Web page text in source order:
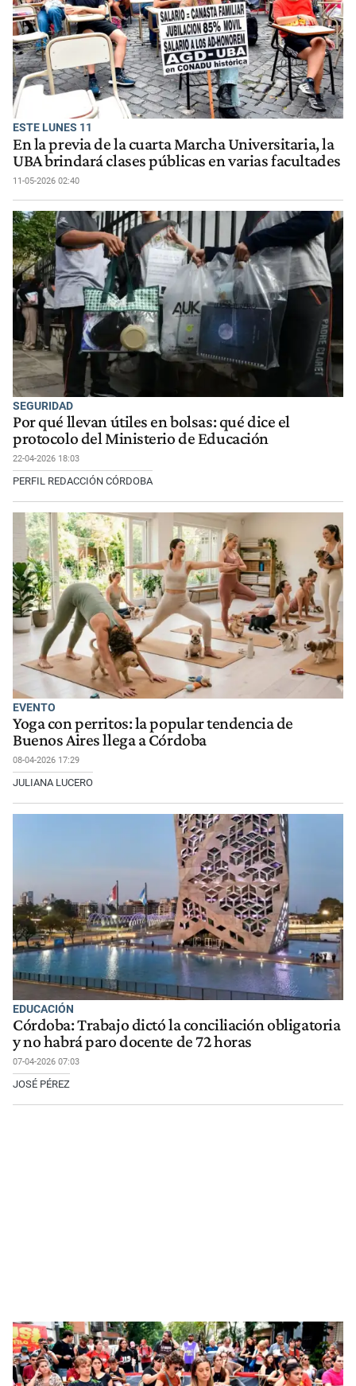
ESTE LUNES 11
En la previa de la cuarta Marcha Universitaria, la
UBA brindará clases públicas en varias facultades
11-05-2026 02:40
SEGURIDAD
Por qué llevan útiles en bolsas: qué dice el
protocolo del Ministerio de Educación
22-04-2026 18:03
PERFIL REDACCIÓN CÓRDOBA
EVENTO
Yoga con perritos: la popular tendencia de
Buenos Aires llega a Córdoba
08-04-2026 17:29
JULIANA LUCERO
EDUCACIÓN
Córdoba: Trabajo dictó la conciliación obligatoria
y no habrá paro docente de 72 horas
07-04-2026 07:03
JOSÉ PÉREZ